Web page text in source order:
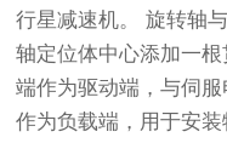
行星减速机。 旋转轴
轴定位体中心添加一
端作为驱动端，与伺
作为负载端，用于安